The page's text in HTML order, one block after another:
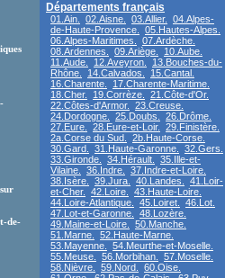
de-
Départements français
01.Ain. 02.Aisne. 03.Allier.
04.Alpes-
de-Haute-Provence.
05.Hautes-Alpes.
06.Alpes-Maritimes.
07.Ardèche.
08.Ardennes.
09.Ariège.
10.Aube.
11.Aude.
12.Aveyron.
13.Bouches-du-
Rhône.
14.Calvados.
15.Cantal.
16.Charente.
17.Charente-Maritime.
18.Cher.
19.Corrèze.
21.Côte-d'Or.
22.Côtes-d'Armor.
23.Creuse.
24.Dordogne.
25.Doubs.
26.Drôme.
27.Eure.
28.Eure-et-Loir.
29.Finistère.
2a.Corse du Sud.
2b.Haute-Corse.
30.Gard.
31.Haute-Garonne.
32.Gers.
33.Gironde.
34.Hérault.
35.Ille-et-
Vilaine.
36.Indre.
37.Indre-et-Loire.
38.Isère.
39.Jura. 40.Landes.
41.Loir-
et-Cher.
42.Loire.
43.Haute-Loire.
44.Loire-Atlantique.
45.Loiret.
46.Lot.
47.Lot-et-Garonne.
48.Lozère.
49.Maine-et-Loire.
50.Manche.
51.Marne.
52.Haute-Marne.
53.Mayenne.
54.Meurthe-et-Moselle.
55.Meuse.
56.Morbihan.
57.Moselle.
58.Nièvre.
59.Nord.
60.Oise.